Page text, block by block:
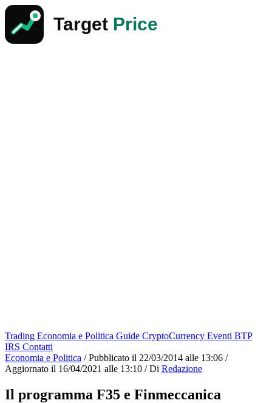
Trading Economia e Politica Guide CryptoCurrency Eventi BTP
IRS Contatti
Economia e Politica / Pubblicato il 22/03/2014 alle 13:06 /
Aggiornato il 16/04/2021 alle 13:10 / Di Redazione
Il programma F35 e Finmeccanica